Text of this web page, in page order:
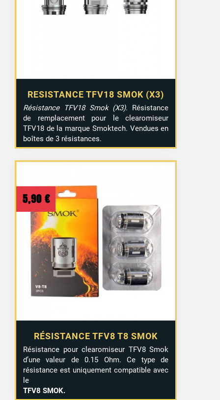
RESISTANCE TFV18 SMOK (X3)
12,99 €
Résistance TFV18 Smok (X3). Résistance
de remplacement pour le clearomiseur
TFV18 de la marque Smoktech. Vendues en
boîtes de 3 résistances.
RÉSISTANCE TFV8 T8 SMOK
5,90 €
Résistance pour clearomiseur TFV8 Smok
d’une valeur de 0.15 Ohm. Ce type de
résistance est uniquement compatible avec
le
TFV8 SMOK.